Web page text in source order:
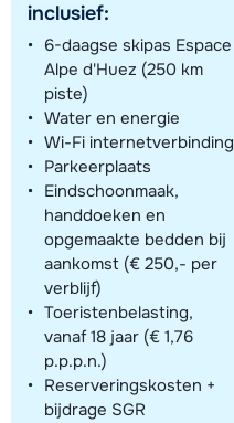
inclusief:
6-daagse skipas Espace
Alpe d'Huez (250 km
piste)
Water en energie
Wi-Fi internetverbinding
Parkeerplaats
Eindschoonmaak,
handdoeken en
opgemaakte bedden bij
aankomst (€ 250,- per
verblijf)
Toeristenbelasting,
vanaf 18 jaar (€ 1,76
p.p.p.n.)
Reserveringskosten +
bijdrage SGR